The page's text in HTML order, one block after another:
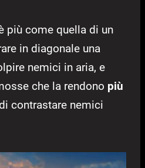
più come quella di un
in diagonale una
nemici in aria, e
che la rendono più
contrastare nemici